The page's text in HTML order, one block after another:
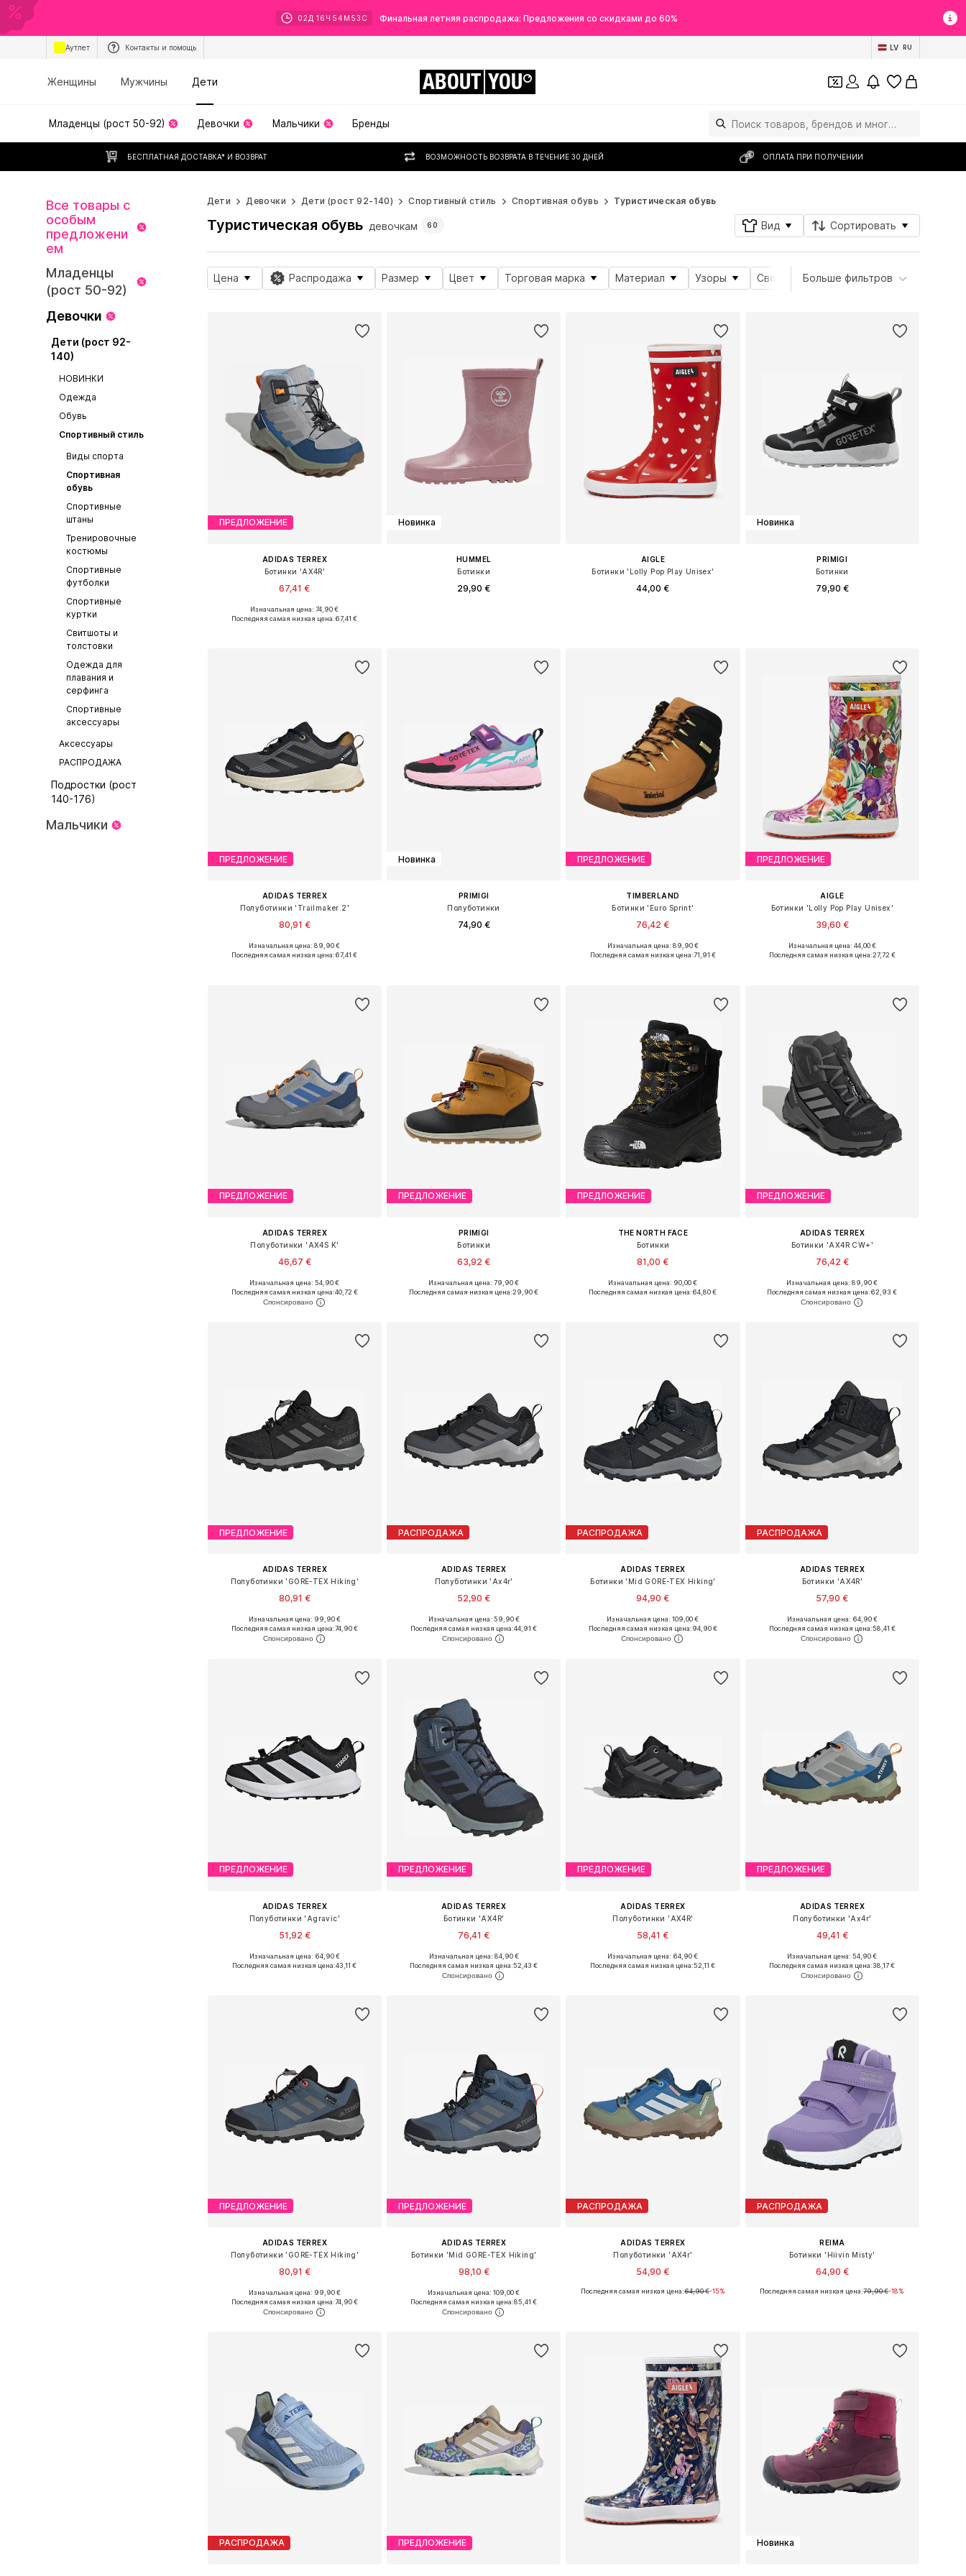
02 Д 16 Ч 54 М 51 С Финальная летняя распродажа: Предложения со скидками до 60%
Аутлет Контакты и помощь LV RU
Женщины Мужчины Дети ABOUT YOU
Младенцы (рост 50-92) Девочки Мальчики Бренды
БЕСПЛАТНАЯ ДОСТАВКА* И ВОЗВРАТ ВОЗМОЖНОСТЬ ВОЗВРАТА В ТЕЧЕНИЕ 30 ДНЕЙ ОПЛАТА ПРИ ПОЛУЧЕНИИ
Все товары с
особым
предложени
ем
Младенцы
(рост 50-92)
Девочки
Дети (рост 92-
140)
НОВИНКИ
Одежда
Обувь
Спортивный стиль
Виды спорта
Спортивная
обувь
Спортивные
штаны
Тренировочные
костюмы
Спортивные
футболки
Спортивные
куртки
Свитшоты и
толстовки
Одежда для
плавания и
серфинга
Спортивные
аксессуары
Аксессуары
РАСПРОДАЖА
Подростки (рост
140-176)
Мальчики
Дети Девочки Дети (рост 92-140) Спортивный стиль Спортивная обувь Туристическая обувь
Туристическая обувь девочкам 60 Вид Сортировать
Цена Распродажа Размер Цвет Торговая марка Материал Узоры Свойства продукта Вид спорта
Больше фильтров
ПРЕДЛОЖЕНИЕ
ADIDAS TERREX
Ботинки 'AX4R'
67,41 €
Доступно множество размеров
Изначальная цена: 74,90 €
Последняя самая низкая цена:67,41 €
Новинка
HUMMEL
Ботинки
29,90 €
AIGLE
Ботинки 'Lolly Pop Play Unisex'
44,00 €
Новинка
PRIMIGI
Ботинки
79,90 €
ПРЕДЛОЖЕНИЕ
ADIDAS TERREX
Полуботинки 'Trailmaker 2'
80,91 €
Доступно множество размеров
Изначальная цена: 89,90 €
Последняя самая низкая цена:67,41 €
Новинка
PRIMIGI
Полуботинки
74,90 €
ПРЕДЛОЖЕНИЕ
TIMBERLAND
Ботинки 'Euro Sprint'
76,42 €
Доступно множество размеров
Изначальная цена: 89,90 €
Последняя самая низкая цена:71,91 €
ПРЕДЛОЖЕНИЕ
AIGLE
Ботинки 'Lolly Pop Play Unisex'
39,60 €
Доступно множество размеров
Изначальная цена: 44,00 €
Последняя самая низкая цена:27,72 €
ПРЕДЛОЖЕНИЕ
ADIDAS TERREX
Полуботинки 'AX4S K'
46,67 €
Доступно множество размеров
Добавить в корзину
Изначальная цена: 54,90 €
Последняя самая низкая цена:40,72 €
ПРЕДЛОЖЕНИЕ
PRIMIGI
Ботинки
63,92 €
Доступно множество размеров
Изначальная цена: 79,90 €
Последняя самая низкая цена:29,90 €
ПРЕДЛОЖЕНИЕ
THE NORTH FACE
Ботинки
81,00 €
Доступные размеры: 28, 32, 33, 34
Изначальная цена: 90,00 €
Последняя самая низкая цена:64,80 €
ПРЕДЛОЖЕНИЕ
ADIDAS TERREX
Ботинки 'AX4R CW+'
76,42 €
Доступно множество размеров
Добавить в корзину
Изначальная цена: 89,90 €
Последняя самая низкая цена:62,93 €
ПРЕДЛОЖЕНИЕ
ADIDAS TERREX
Полуботинки 'GORE-TEX Hiking'
80,91 €
Доступно множество размеров
Добавить в корзину
Изначальная цена: 99,90 €
Последняя самая низкая цена:74,90 €
РАСПРОДАЖА
ADIDAS TERREX
Полуботинки 'Ax4r'
52,90 €
Доступно множество размеров
Добавить в корзину
Изначальная цена: 59,90 €
Последняя самая низкая цена:44,91 €
РАСПРОДАЖА
ADIDAS TERREX
Ботинки 'Mid GORE-TEX Hiking'
94,90 €
Доступно множество размеров
Добавить в корзину
Изначальная цена: 109,00 €
Последняя самая низкая цена:94,90 €
РАСПРОДАЖА
ADIDAS TERREX
Ботинки 'AX4R'
57,90 €
Доступно множество размеров
Добавить в корзину
Изначальная цена: 64,90 €
Последняя самая низкая цена:58,41 €
ПРЕДЛОЖЕНИЕ
ADIDAS TERREX
Полуботинки 'Agravic'
51,92 €
Доступно множество размеров
Изначальная цена: 64,90 €
Последняя самая низкая цена:43,11 €
ПРЕДЛОЖЕНИЕ
ADIDAS TERREX
Ботинки 'AX4R'
76,41 €
Доступно множество размеров
Добавить в корзину
Изначальная цена: 84,90 €
Последняя самая низкая цена:52,43 €
ПРЕДЛОЖЕНИЕ
ADIDAS TERREX
Полуботинки 'AX4R'
58,41 €
Доступно множество размеров
Изначальная цена: 64,90 €
Последняя самая низкая цена:52,11 €
ПРЕДЛОЖЕНИЕ
ADIDAS TERREX
Полуботинки 'Ax4r'
49,41 €
Доступно множество размеров
Добавить в корзину
Изначальная цена: 54,90 €
Последняя самая низкая цена:38,17 €
ПРЕДЛОЖЕНИЕ
ADIDAS TERREX
Полуботинки 'GORE-TEX Hiking'
80,91 €
Доступно множество размеров
Добавить в корзину
Изначальная цена: 99,90 €
Последняя самая низкая цена:74,90 €
ПРЕДЛОЖЕНИЕ
ADIDAS TERREX
Ботинки 'Mid GORE-TEX Hiking'
98,10 €
Доступно множество размеров
Добавить в корзину
Изначальная цена: 109,00 €
Последняя самая низкая цена:85,41 €
РАСПРОДАЖА
ADIDAS TERREX
Полуботинки 'AX4r'
54,90 €
Доступные размеры: 22, 23,5, 36,5-37
Последняя самая низкая цена:64,90 €-15%
РАСПРОДАЖА
REIMA
Ботинки 'Hiivin Misty'
64,90 €
Доступные размеры: 27
Последняя самая низкая цена:79,90 €-18%
РАСПРОДАЖА ПРЕДЛОЖЕНИЕ Новинка